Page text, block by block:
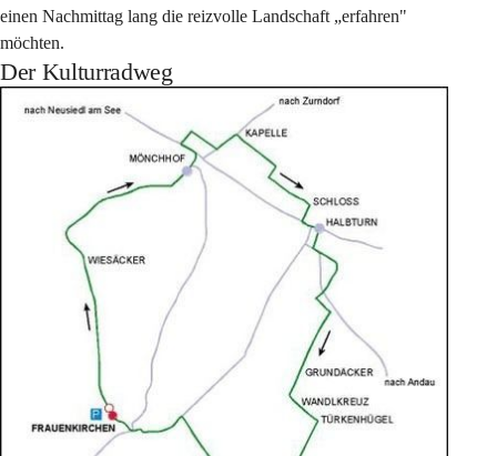
einen Nachmittag lang die reizvolle Landschaft „erfahren"
möchten.
Der Kulturradweg